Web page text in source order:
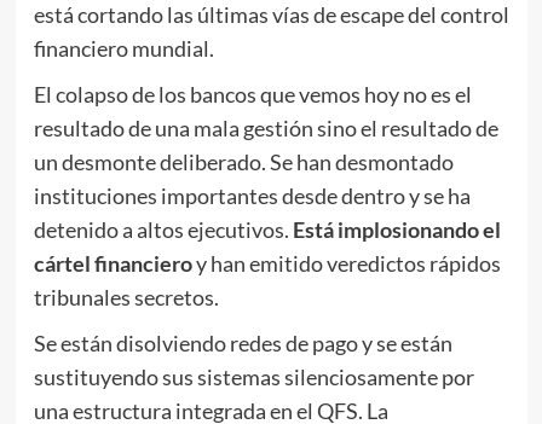
está cortando las últimas vías de escape del control
financiero mundial.
El colapso de los bancos que vemos hoy no es el
resultado de una mala gestión sino el resultado de
un desmonte deliberado. Se han desmontado
instituciones importantes desde dentro y se ha
detenido a altos ejecutivos. Está implosionando el
cártel financieroy han emitido veredictos rápidos
tribunales secretos.
Se están disolviendo redes de pago y se están
sustituyendo sus sistemas silenciosamente por
una estructura integrada en el QFS. La